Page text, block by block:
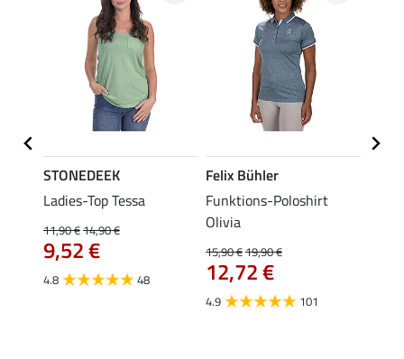
STONEDEEK
Ladies-Top Tessa
11,90 €14,90 €
9,52 €
4.8 48
Felix Bühler
Funktions-Poloshirt
Olivia
15,90 €19,90 €
12,72 €
4.9 101